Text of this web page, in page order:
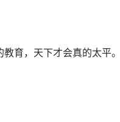
育，天下才会真的太平。